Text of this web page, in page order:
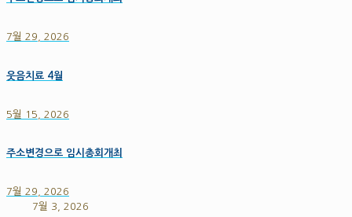
7월 29, 2026
웃음치료 4월
5월 15, 2026
주소변경으로 임시총회개최
7월 29, 2026
7월 3, 2026